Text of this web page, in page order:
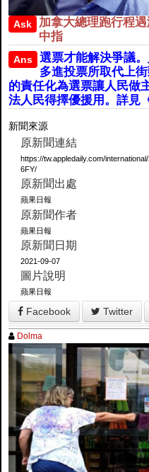
Ask
加拿大總理跑行程
中指
Ans
選票才能解決爭議
多進投票所取代上
的責任化為選票讓人民做
法人民得擇優援用。詳見
新聞來源
原新聞連結
https://tw.appledaily.com/
6FY/
原新聞出處
蘋果日報
原新聞作者
蘋果日報
原新聞日期
2021-09-07
圖片說明
蘋果日報
Facebook Twitter
Dolma